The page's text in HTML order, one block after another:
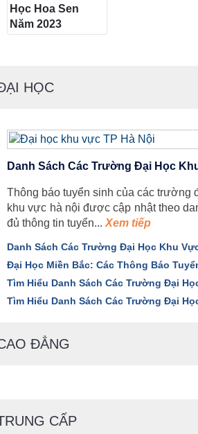
HỌC
Danh Sách Các Trường Đại Học
Thông báo tuyển sinh của các trường
khu vực hà nội được cập nhật theo
đủ thông tin tuyển... Xem tiếp
Danh Sách Các Trường Đại Học Khu
Đại Học Miền Bắc: Các Thông Báo
Tìm Hiểu Danh Sách Các Trường Đại
Tìm Hiểu Danh Sách Các Trường Đại
ĐẲNG
CẤP